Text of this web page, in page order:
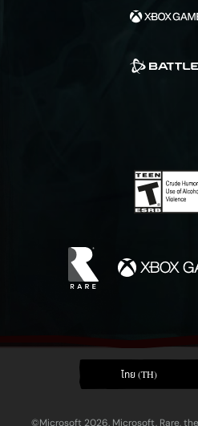
ไทย (TH)
©Microsoft 2026. Microsoft, Rare,